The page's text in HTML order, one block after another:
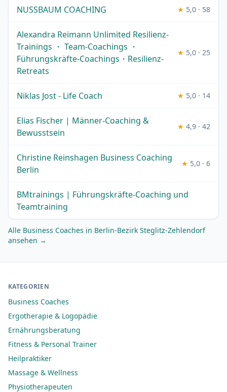
NUSSBAUM COACHING ★ 5,0 · 58
Alexandra Reimann Unlimited Resilienz-
Trainings ・ Team-Coachings ・
Führungskräfte-Coachings・Resilienz-
Retreats
★ 5,0 · 25
Niklas Jost - Life Coach ★ 5,0 · 14
Elias Fischer | Männer-Coaching &
Bewusstsein
★ 4,9 · 42
Christine Reinshagen Business Coaching
Berlin
★ 5,0 · 6
BMtrainings | Führungskräfte-Coaching und
Teamtraining
Alle Business Coaches in Berlin-Bezirk Steglitz-Zehlendorf
ansehen →
KATEGORIEN
Business Coaches
Ergotherapie & Logopädie
Ernährungsberatung
Fitness & Personal Trainer
Heilpraktiker
Massage & Wellness
Physiotherapeuten